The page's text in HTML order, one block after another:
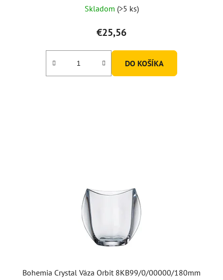
Skladom (>5 ks)
€25,56
DO KOŠÍKA
Bohemia Crystal Váza Orbit 8KB99/0/00000/180mm